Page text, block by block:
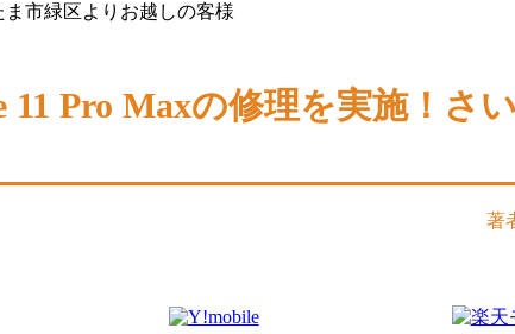
ま市緑区よりお越しの客様
11 Pro Maxの修理を実施！さ
著